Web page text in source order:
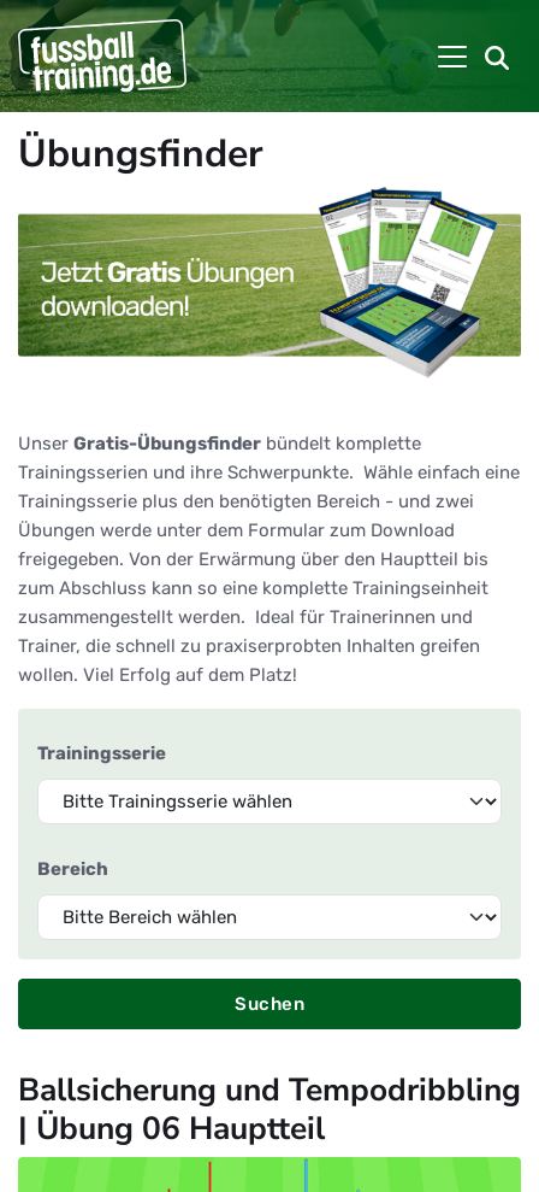
Übungsfinder
Unser Gratis-Übungsfinder bündelt komplette
Trainingsserien und ihre Schwerpunkte. Wähle einfach eine
Trainingsserie plus den benötigten Bereich - und zwei
Übungen werde unter dem Formular zum Download
freigegeben. Von der Erwärmung über den Hauptteil bis
zum Abschluss kann so eine komplette Trainingseinheit
zusammengestellt werden. Ideal für Trainerinnen und
Trainer, die schnell zu praxiserprobten Inhalten greifen
wollen. Viel Erfolg auf dem Platz!
Trainingsserie
Bereich
Suchen
Ballsicherung und Tempodribbling
| Übung 06 Hauptteil